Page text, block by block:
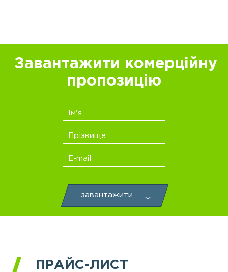
Завантажити комерційну
пропозицію
Ім'я
Прізвище
E-mail
завантажити
ПРАЙС-ЛИСТ